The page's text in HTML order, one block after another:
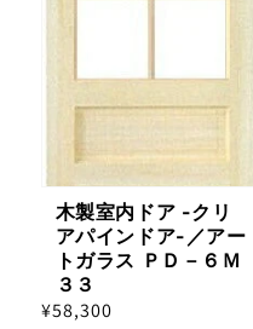
木製室内ドア -クリ
アパインドア-／アー
トガラス ＰＤ－６Ｍ
３３
通
¥58,300